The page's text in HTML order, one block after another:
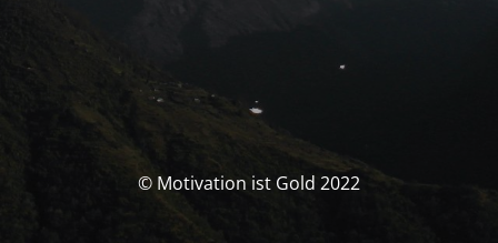
© Motivation ist Gold 2022